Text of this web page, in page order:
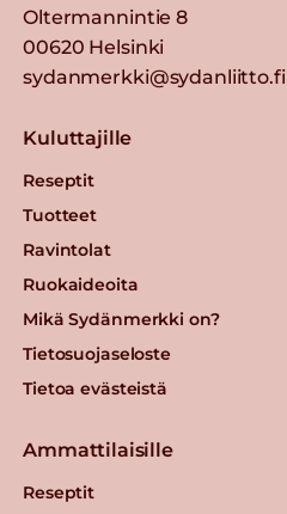
Oltermannintie 8
00620 Helsinki
sydanmerkki@sydanliitto.fi
Kuluttajille
Reseptit
Tuotteet
Ravintolat
Ruokaideoita
Mikä Sydänmerkki on?
Tietosuojaseloste
Tietoa evästeistä
Ammattilaisille
Reseptit